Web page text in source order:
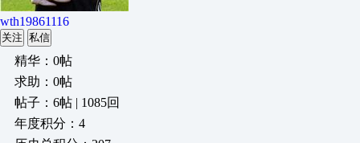
wth19861116
关注 私信
精华：0帖
求助：0帖
帖子：6帖 | 1085回
年度积分：4